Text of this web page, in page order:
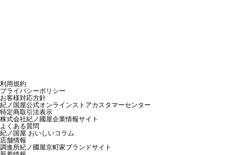
利用規約
プライバシーポリシー
お客様対応方針
紀ノ国屋公式オンラインストアカスタマーセンター
特定商取引法表示
株式会社紀ノ國屋企業情報サイト
よくある質問
紀ノ国屋 おいしいコラム
店舗情報
調進所紀ノ國屋京町家ブランドサイト